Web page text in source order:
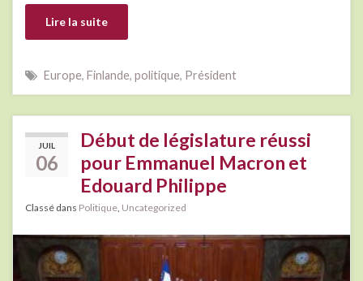
Lire la suite
Europe, Finlande, politique, Président
JUIL
06
Début de législature réussi
pour Emmanuel Macron et
Edouard Philippe
Classé dans Politique, Uncategorized